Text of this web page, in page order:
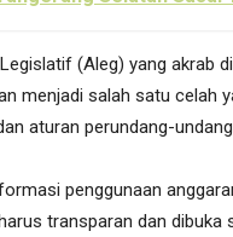
(Aleg) yang akrab
menjadi salah satu celah
aturan perundang-
penggunaan
transparan dan